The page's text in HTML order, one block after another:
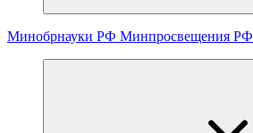
Минобрнауки РФ Минпросвещения РФ